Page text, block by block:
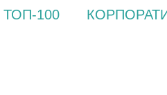
ТОП-100